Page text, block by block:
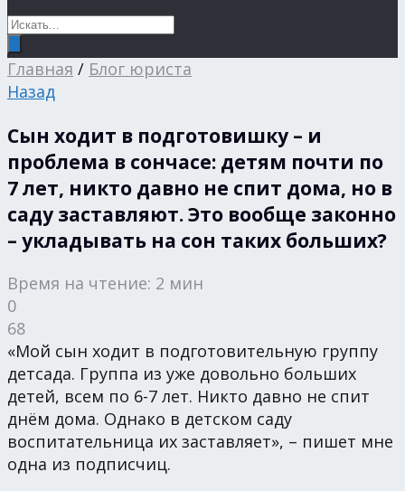
Главная / Блог юриста
Назад
Сын ходит в подготовишку – и
проблема в сончасе: детям почти по
7 лет, никто давно не спит дома, но в
саду заставляют. Это вообще законно
– укладывать на сон таких больших?
Время на чтение: 2 мин
0
68
«Мой сын ходит в подготовительную группу
детсада. Группа из уже довольно больших
детей, всем по 6-7 лет. Никто давно не спит
днём дома. Однако в детском саду
воспитательница их заставляет», – пишет мне
одна из подписчиц.